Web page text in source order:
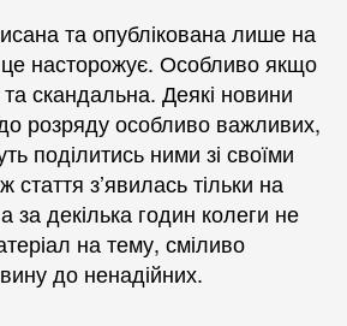
та опублікована лише на
насторожує. Особливо якщо
скандальна. Деякі новини
розряду особливо важливих,
поділитись ними зі своїми
з’явилась тільки на
за декілька годин колеги не
на тему, сміливо
до ненадійних.